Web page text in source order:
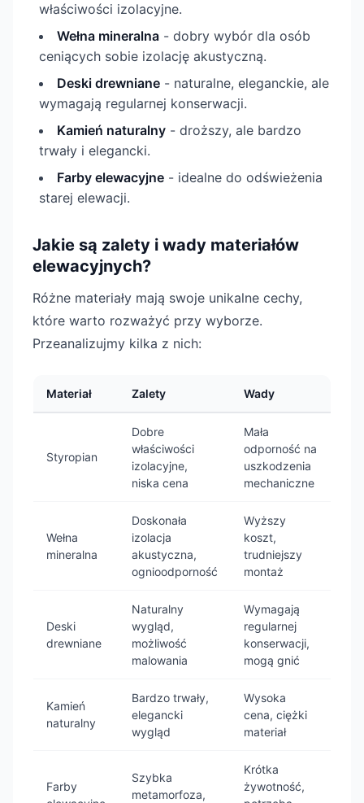
właściwości izolacyjne.
Wełna mineralna - dobry wybór dla osób
ceniących sobie izolację akustyczną.
Deski drewniane - naturalne, eleganckie, ale
wymagają regularnej konserwacji.
Kamień naturalny - droższy, ale bardzo
trwały i elegancki.
Farby elewacyjne - idealne do odświeżenia
starej elewacji.
Jakie są zalety i wady materiałów
elewacyjnych?
Różne materiały mają swoje unikalne cechy,
które warto rozważyć przy wyborze.
Przeanalizujmy kilka z nich:
Materiał Zalety Wady
Styropian
Dobre
właściwości
izolacyjne,
niska cena
Mała
odporność na
uszkodzenia
mechaniczne
Wełna
mineralna
Doskonała
izolacja
akustyczna,
ognioodporność
Wyższy
koszt,
trudniejszy
montaż
Deski
drewniane
Naturalny
wygląd,
możliwość
malowania
Wymagają
regularnej
konserwacji,
mogą gnić
Kamień
naturalny
Bardzo trwały,
elegancki
wygląd
Wysoka
cena, ciężki
materiał
Farby
Szybka
metamorfoza,
Krótka
żywotność,